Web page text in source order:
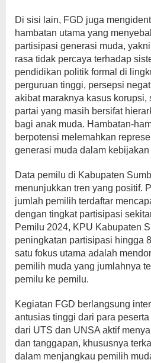
Di sisi lain, FGD juga
hambatan utama yang
partisipasi generasi muda,
rasa tidak percaya terhadap
pendidikan politik formal di
perguruan tinggi, persepsi
akibat maraknya kasus korupsi,
partai yang masih bersifat
bagi anak muda. Hambatan-
berpotensi melemahkan
generasi muda dalam kebijakan
Data pemilu di Kabupaten
menunjukkan tren yang positif.
jumlah pemilih terdaftar
dengan tingkat partisipasi
Pemilu 2024, KPU Kabupaten
peningkatan partisipasi hingga
satu fokus utama adalah
pemilih muda yang jumlahnya
pemilu ke pemilu.
Kegiatan FGD berlangsung
antusias tinggi dari para
dari UTS dan UNSA aktif
dan tanggapan, khususnya
dalam menjangkau pemilih